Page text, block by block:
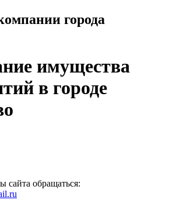
города
имущества
в городе
сайта обращаться: